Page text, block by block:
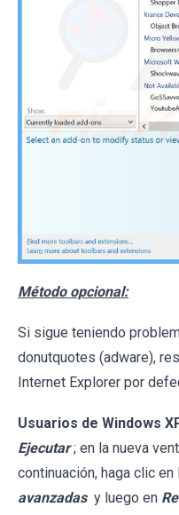
Método opcional:
Si sigue teniendo
donutquotes (adware),
Internet Explorer por
Usuarios de Windows
Ejecutar ; en la nueva
continuación, haga clic en
avanzadas y luego en